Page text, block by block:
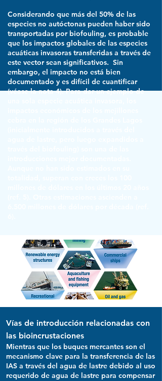
Considerando que más del 50% de las
especies no autóctonas pueden haber sido
transportadas por biofouling, es probable
que los impactos globales de las especies
acuáticas invasoras transferidas a través de
este vector sean significativos. Sin
embargo, el impacto no está bien
documentado y es difícil de cuantificar
(véase la nota 4). Para dar un ejemplo de
Vías de introducción relacionadas con
las bioincrustaciones
Mientras que los buques mercantes son el
mecanismo clave para la transferencia de las
IAS a través del agua de lastre debido al uso
requerido de agua de lastre para compensar